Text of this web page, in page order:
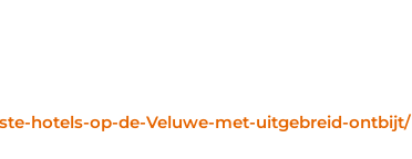
hotels-op-de-Veluwe-met-uitgebreid-ontbijt/